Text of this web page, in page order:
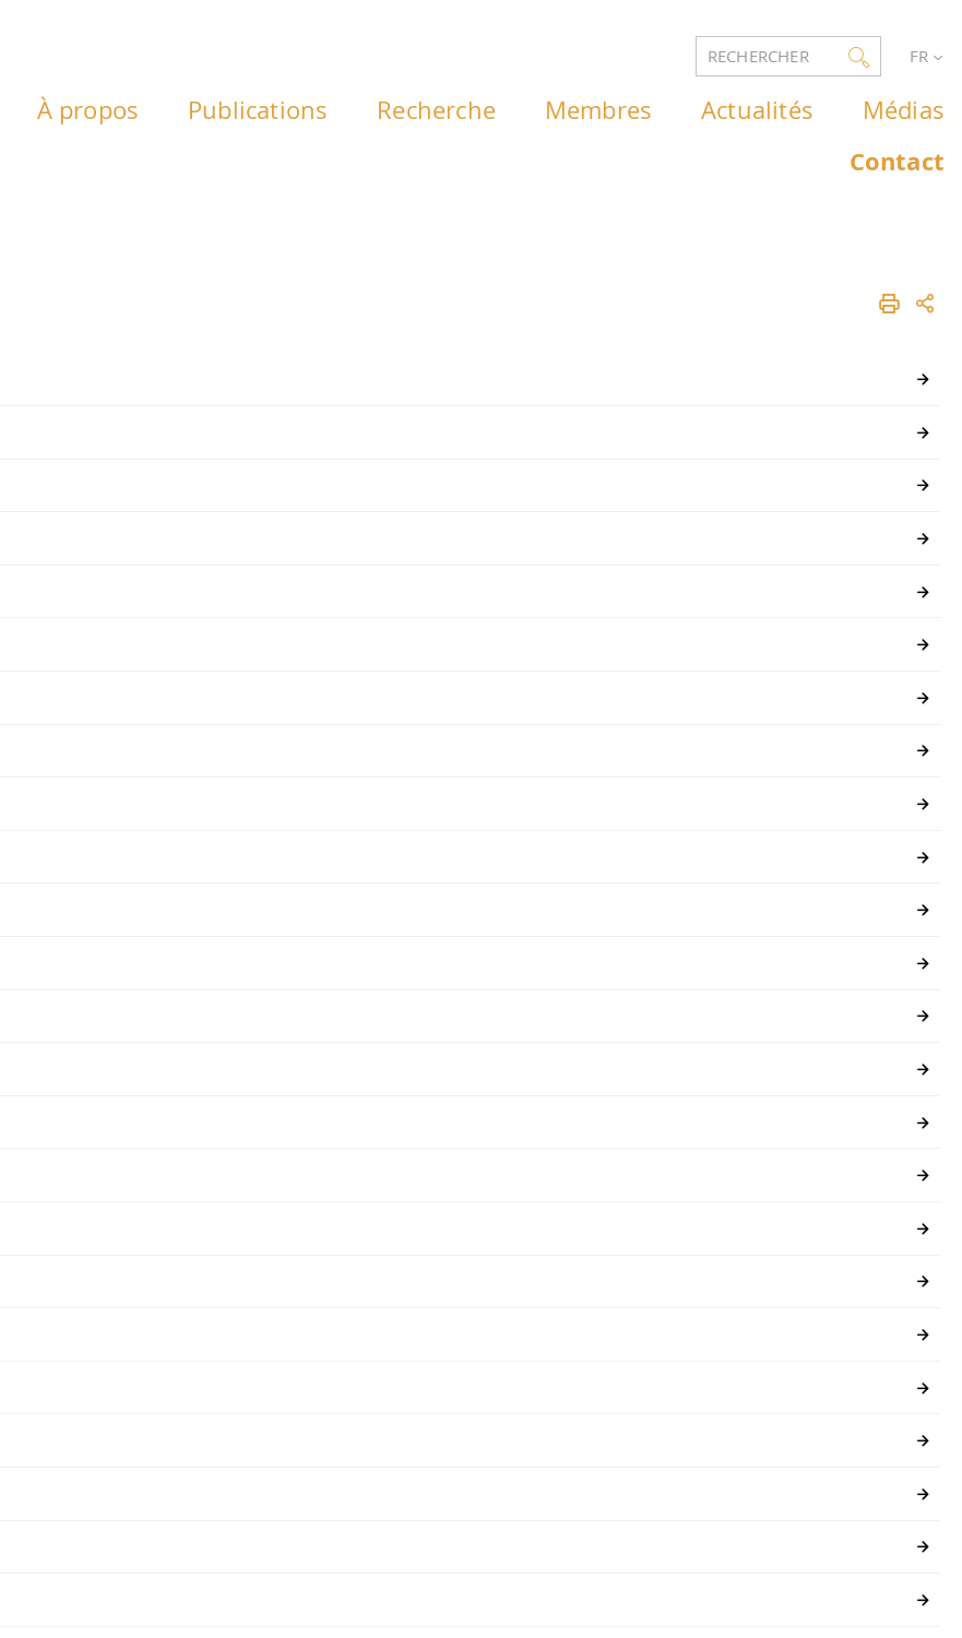
RECHERCHER FR
À propos Publications Recherche Membres Actualités Médias
Contact